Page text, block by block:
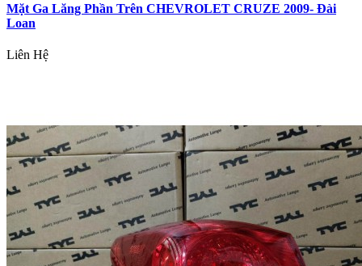
Mặt Ga Lăng Phần Trên CHEVROLET CRUZE 2009- Đài
Loan
Liên Hệ